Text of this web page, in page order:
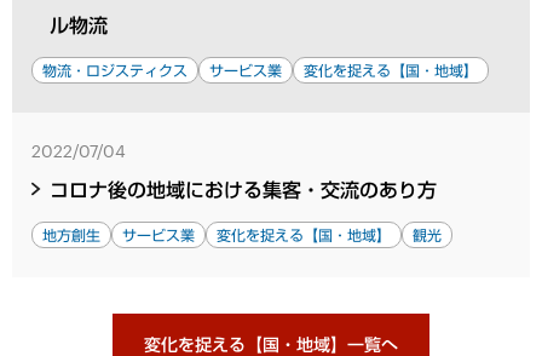
ル物流
物流・ロジスティクス サービス業 変化を捉える【国・地域】
2022/07/04
コロナ後の地域における集客・交流のあり方
地方創生 サービス業 変化を捉える【国・地域】 観光
変化を捉える【国・地域】一覧へ